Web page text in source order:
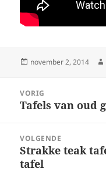
Geplaatst
november 2, 2014
navigatie
VORIG
Vorig
Tafels van oud
VOLGENDE
Volgend
bericht:
Strakke teak
tafel